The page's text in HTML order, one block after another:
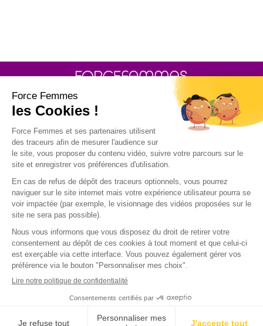
30 rue Baron - 75017 PARIS
POLITIQUE DE GESTION DES COOKIES
POLITIQUE DE CONFIDENTIALITE